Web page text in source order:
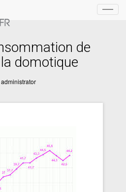
de
domotique
administrator